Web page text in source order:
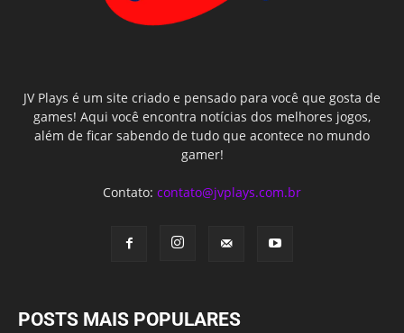
JV Plays é um site criado e pensado para você que gosta de
games! Aqui você encontra notícias dos melhores jogos,
além de ficar sabendo de tudo que acontece no mundo
gamer!
Contato: contato@jvplays.com.br
POSTS MAIS POPULARES